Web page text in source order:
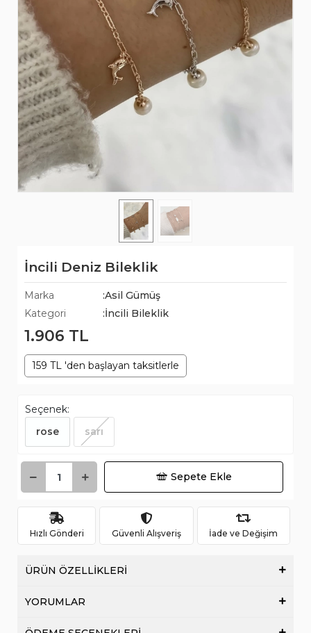
İncili Deniz Bileklik
Marka
:Asil Gümüş
Kategori
:İncili Bileklik
1.906 TL
159 TL 'den başlayan taksitlerle
Seçenek:
rose
sarı
Sepete Ekle
Hızlı Gönderi Güvenli Alışveriş İade ve Değişim
ÜRÜN ÖZELLİKLERİ
YORUMLAR